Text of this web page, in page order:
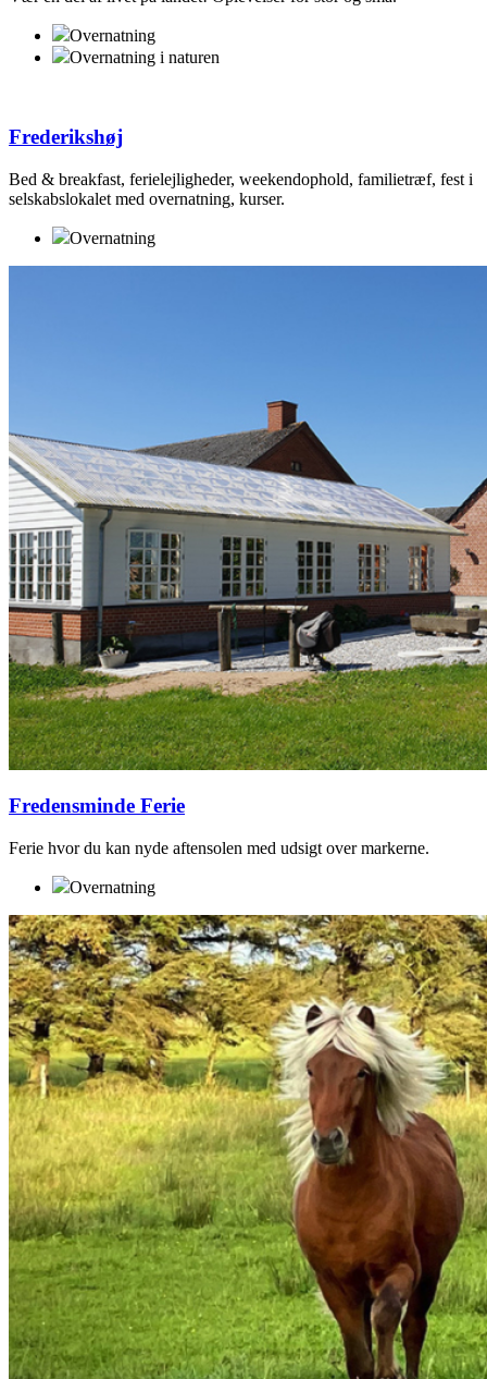
Overnatning
Overnatning i naturen
Frederikshøj
Bed & breakfast, ferielejligheder, weekendophold, familietræf, fest i
selskabslokalet med overnatning, kurser.
Overnatning
Fredensminde Ferie
Ferie hvor du kan nyde aftensolen med udsigt over markerne.
Overnatning